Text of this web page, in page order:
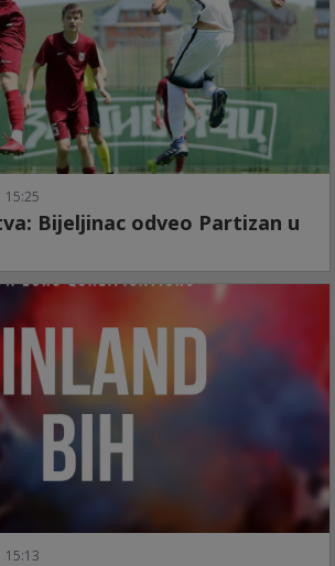
15:25
Bijeljinac odveo Partizan u
15:13